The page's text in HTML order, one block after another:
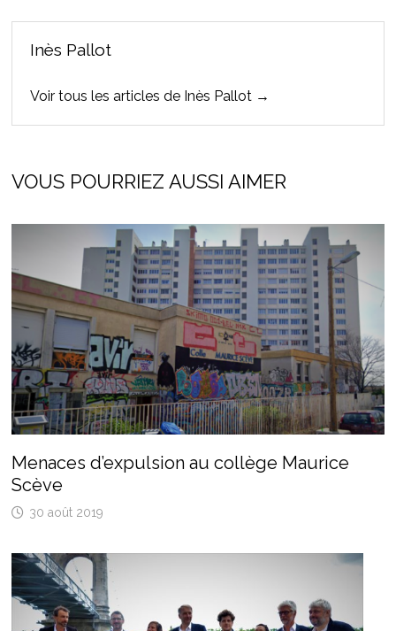
Inès Pallot
Voir tous les articles de Inès Pallot →
VOUS POURRIEZ AUSSI AIMER
Menaces d’expulsion au collège Maurice
Scève
30 août 2019